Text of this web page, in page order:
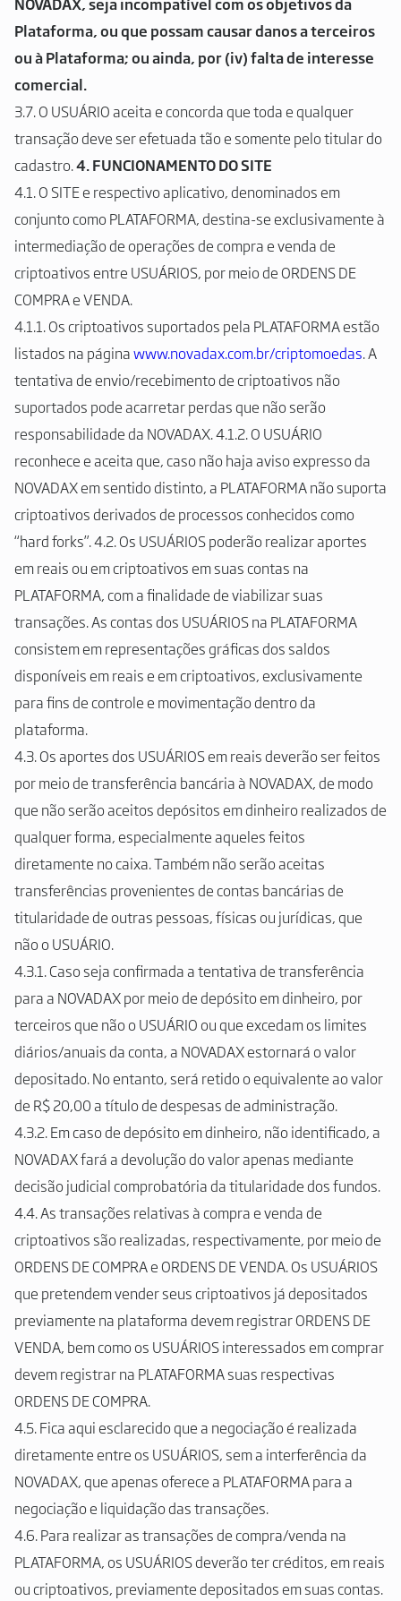
Plataforma, ou que possam causar danos a terceiros
ou à Plataforma; ou ainda, por (iv) falta de interesse
comercial.
3.7. O USUÁRIO aceita e concorda que toda e qualquer
transação deve ser efetuada tão e somente pelo titular do
cadastro.4. FUNCIONAMENTO DO SITE
4.1. O SITE e respectivo aplicativo, denominados em
conjunto como PLATAFORMA, destina-se exclusivamente à
intermediação de operações de compra e venda de
criptoativos entre USUÁRIOS, por meio de ORDENS DE
COMPRA e VENDA.
4.1.1. Os criptoativos suportados pela PLATAFORMA estão
listados na páginawww.novadax.com.br/criptomoedas. A
tentativa de envio/recebimento de criptoativos não
suportados pode acarretar perdas que não serão
responsabilidade da NOVADAX. 4.1.2. O USUÁRIO
reconhece e aceita que, caso não haja aviso expresso da
NOVADAX em sentido distinto, a PLATAFORMA não suporta
criptoativos derivados de processos conhecidos como
“hard forks”. 4.2. Os USUÁRIOS poderão realizar aportes
em reais ou em criptoativos em suas contas na
PLATAFORMA, com a finalidade de viabilizar suas
transações. As contas dos USUÁRIOS na PLATAFORMA
consistem em representações gráficas dos saldos
disponíveis em reais e em criptoativos, exclusivamente
para fins de controle e movimentação dentro da
plataforma.
4.3. Os aportes dos USUÁRIOS em reais deverão ser feitos
por meio de transferência bancária à NOVADAX, de modo
que não serão aceitos depósitos em dinheiro realizados de
qualquer forma, especialmente aqueles feitos
diretamente no caixa. Também não serão aceitas
transferências provenientes de contas bancárias de
titularidade de outras pessoas, físicas ou jurídicas, que
não o USUÁRIO.
4.3.1. Caso seja confirmada a tentativa de transferência
para a NOVADAX por meio de depósito em dinheiro, por
terceiros que não o USUÁRIO ou que excedam os limites
diários/anuais da conta, a NOVADAX estornará o valor
depositado. No entanto, será retido o equivalente ao valor
de R$ 20,00 a título de despesas de administração.
4.3.2. Em caso de depósito em dinheiro, não identificado, a
NOVADAX fará a devolução do valor apenas mediante
decisão judicial comprobatória da titularidade dos fundos.
4.4. As transações relativas à compra e venda de
criptoativos são realizadas, respectivamente, por meio de
ORDENS DE COMPRA e ORDENS DE VENDA. Os USUÁRIOS
que pretendem vender seus criptoativos já depositados
previamente na plataforma devem registrar ORDENS DE
VENDA, bem como os USUÁRIOS interessados em comprar
devem registrar na PLATAFORMA suas respectivas
ORDENS DE COMPRA.
4.5. Fica aqui esclarecido que a negociação é realizada
diretamente entre os USUÁRIOS, sem a interferência da
NOVADAX, que apenas oferece a PLATAFORMA para a
negociação e liquidação das transações.
4.6. Para realizar as transações de compra/venda na
PLATAFORMA, os USUÁRIOS deverão ter créditos, em reais
ou criptoativos, previamente depositados em suas contas.